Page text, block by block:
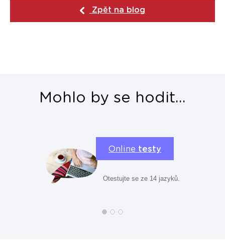
Zpět na blog
Mohlo by se hodit...
Online testy
Otestujte se ze 14 jazyků.